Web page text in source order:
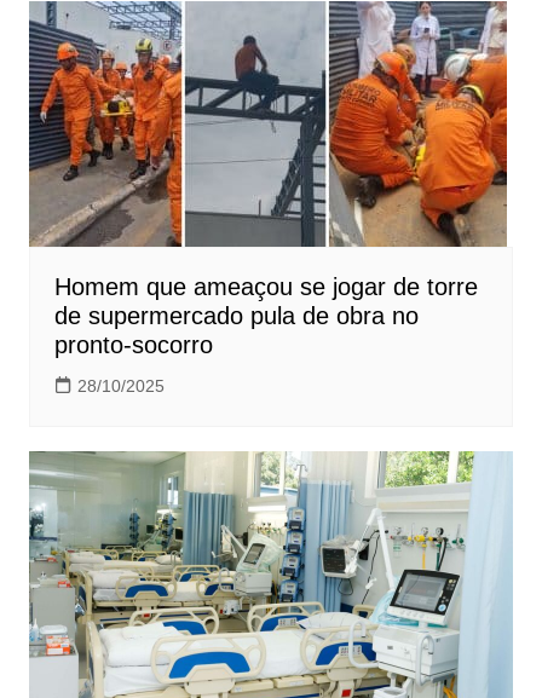
Homem que ameaçou se jogar de torre
de supermercado pula de obra no
pronto-socorro
28/10/2025